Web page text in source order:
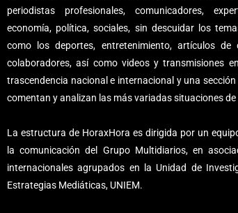
periodistas profesionales, comunicadores,
economía, política, sociales, sin descuidar los
como los deportes, entretenimiento, artículos de
colaboradores, así como videos y transmisiones
trascendencia nacional e internacional y una
comentan y analizan las más variadas situaciones
La estructura de HoraxHora es dirigida por un
la comunicación del Grupo Multidiarios, en
internacionales agrupados en la Unidad de
Estrategias Mediáticas, UNIEM.